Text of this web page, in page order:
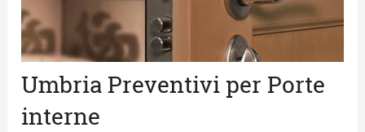
Umbria Preventivi per Porte
interne